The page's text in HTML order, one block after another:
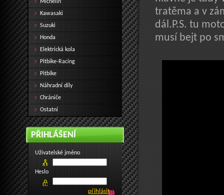
tratěma a v
dál.P.S. tu
musí bejt po
Michelin
Kawasaki
Suzuki
Honda
Elektrická kola
Pitbike-Racing
Pitbike
Náhradní díly
Chrániče
Ostatní
PŘIHLÁŠENÍ
Uživatelské jméno
Heslo